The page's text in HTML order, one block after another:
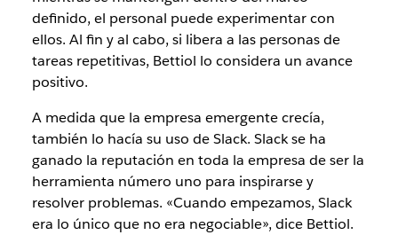
definido, el personal puede experimentar con
ellos. Al fin y al cabo, si libera a las personas de
tareas repetitivas, Bettiol lo considera un avance
positivo.
A medida que la empresa emergente crecía,
también lo hacía su uso de Slack. Slack se ha
ganado la reputación en toda la empresa de ser la
herramienta número uno para inspirarse y
resolver problemas. «Cuando empezamos, Slack
era lo único que no era negociable», dice Bettiol.